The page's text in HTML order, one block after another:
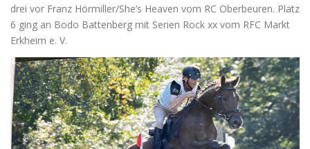
drei vor Franz Hörmiller/She’s Heaven vom RC Oberbeuren. Platz
6 ging an Bodo Battenberg mit Serien Rock xx vom RFC Markt
Erkheim e. V.